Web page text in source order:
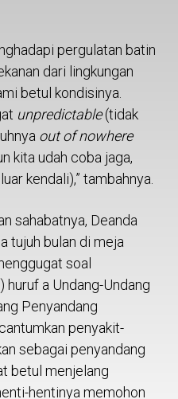
pergulatan batin
dari lingkungan
betul kondisinya.
unpredictable(tidak
out of nowhere
kita udah coba jaga,
kendali),” tambahnya.
sahabatnya, Deanda
tujuh bulan di meja
soal
huruf a Undang-Undang
Penyandang
penyakit-
sebagai penyandang
betul menjelang
hentinya memohon